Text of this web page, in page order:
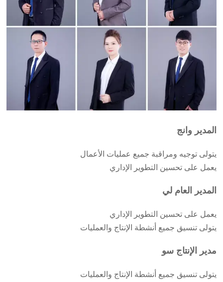
المدير وانج
يتولى توجيه ومراقبة جميع عمليات الأعمال
يعمل على تحسين التطوير الإداري
المدير العام لي
يعمل على تحسين التطوير الإداري
يتولى تنسيق جميع أنشطة الإنتاج والعمليات
مدير الإنتاج سو
يتولى تنسيق جميع أنشطة الإنتاج والعمليات